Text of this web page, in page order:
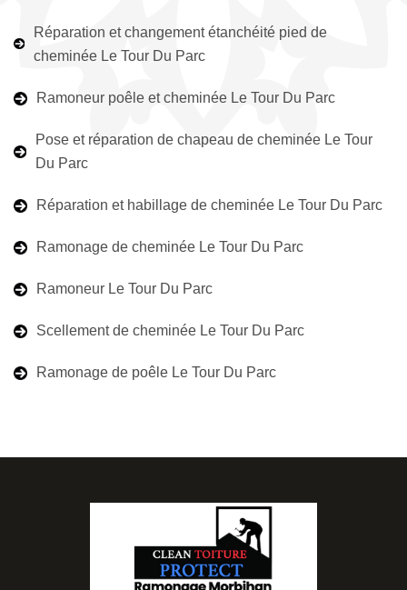
Réparation et changement étanchéité pied de
cheminée Le Tour Du Parc
Ramoneur poêle et cheminée Le Tour Du Parc
Pose et réparation de chapeau de cheminée Le Tour
Du Parc
Réparation et habillage de cheminée Le Tour Du Parc
Ramonage de cheminée Le Tour Du Parc
Ramoneur Le Tour Du Parc
Scellement de cheminée Le Tour Du Parc
Ramonage de poêle Le Tour Du Parc